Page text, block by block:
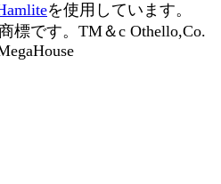
を使用しています。
標です。TM＆c Othello,Co.